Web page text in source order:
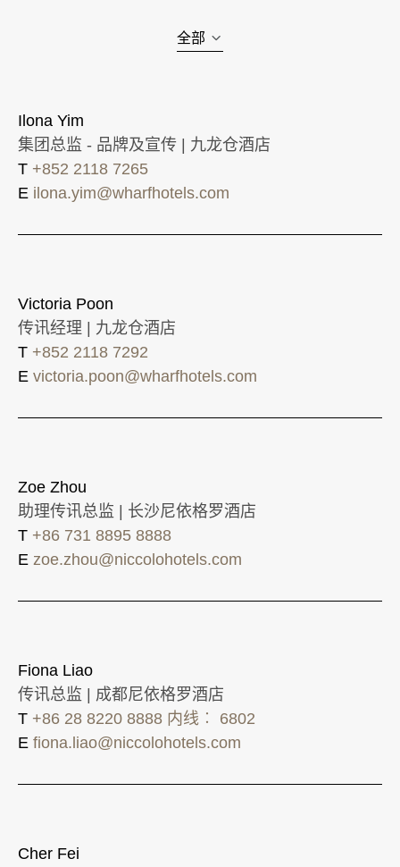
全部
Ilona Yim
集团总监 - 品牌及宣传 | 九龙仓酒店
T +852 2118 7265
E ilona.yim@wharfhotels.com
Victoria Poon
传讯经理 | 九龙仓酒店
T +852 2118 7292
E victoria.poon@wharfhotels.com
Zoe Zhou
助理传讯总监 | 长沙尼依格罗酒店
T +86 731 8895 8888
E zoe.zhou@niccolohotels.com
Fiona Liao
传讯总监 | 成都尼依格罗酒店
T +86 28 8220 8888 内线︰ 6802
E fiona.liao@niccolohotels.com
Cher Fei